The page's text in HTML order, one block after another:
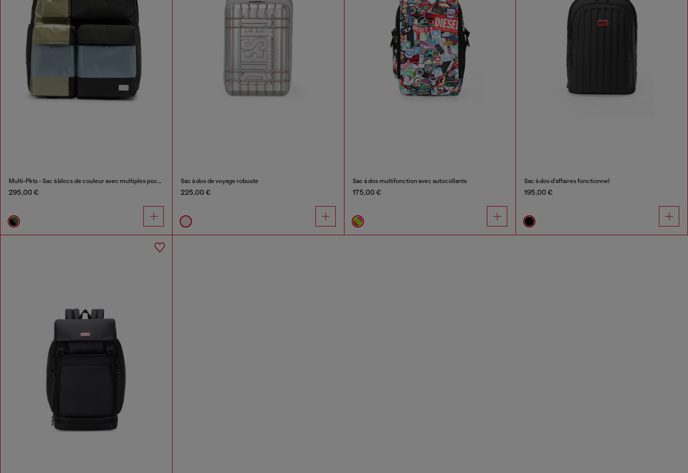
Multi-Pkts - Sac à blocs de couleur avec multiples poches
295,00 €
Sac à dos de voyage robuste
225,00 €
Sac à dos multifonction avec autocollants
175,00 €
Sac à dos d'affaires fonctionnel
195,00 €